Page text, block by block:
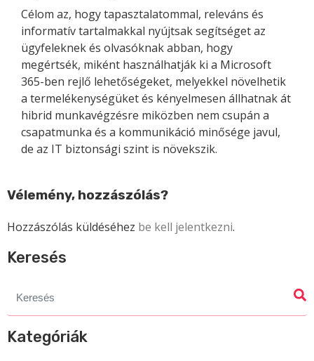
Célom az, hogy tapasztalatommal, releváns és
informatív tartalmakkal nyújtsak segítséget az
ügyfeleknek és olvasóknak abban, hogy
megértsék, miként használhatják ki a Microsoft
365-ben rejlő lehetőségeket, melyekkel növelhetik
a termelékenységüket és kényelmesen állhatnak át
hibrid munkavégzésre miközben nem csupán a
csapatmunka és a kommunikáció minősége javul,
de az IT biztonsági szint is növekszik.
Vélemény, hozzászólás?
Hozzászólás küldéséhez be kell jelentkezni.
Keresés
for:
Kategóriák